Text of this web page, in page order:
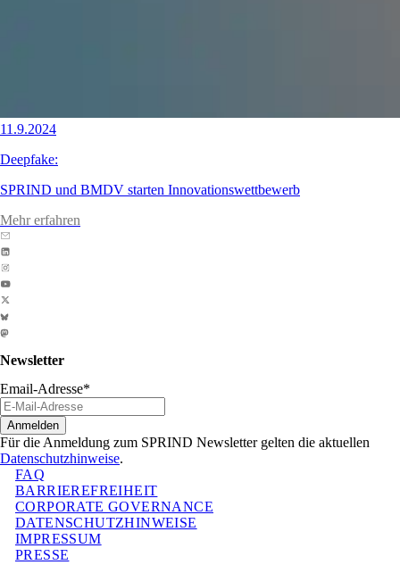
11.9.2024
Deepfake:
SPRIND und BMDV starten Innovationswettbewerb
Mehr erfahren
Newsletter
Email-Adresse*
Anmelden
Für die Anmeldung zum SPRIND Newsletter gelten die aktuellen
Datenschutzhinweise.
FAQ
BARRIEREFREIHEIT
CORPORATE GOVERNANCE
DATENSCHUTZHINWEISE
IMPRESSUM
PRESSE